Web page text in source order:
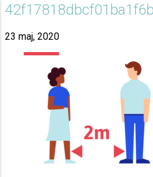
23 maj, 2020